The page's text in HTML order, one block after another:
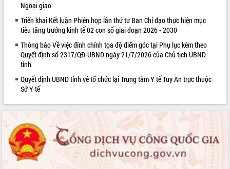
Trình diễn nghệ thuật chế biến các
Đắk Lắk công bố Quy hoạch và xúc
tiến đầu tư tỉnh
Ngành cá ngừ Đắk Lắk chủ động thích
ứng để giữ vững thị trường xuất khẩu
phá cơ chế - Hợp tác công tư
cải cách hành chính tỉnh Đắk Lắk
để phát triển du lịch Đắk Lắk
Khởi động Dự án Đầu tư xây dựng hạ
tầng kỹ thuật Cụm công nghiệp Tân
Tiến
Ngoại giao
Triển khai Kết luận Phiên họp lần thứ tư Ban Chỉ đạo thực hiện mục
tiêu tăng trưởng kinh tế 02 con số giai đoạn 2026 - 2030
Thông báo Về việc đính chính tọa độ điểm góc tại Phụ lục kèm theo
Quyết định số 2317/QĐ-UBND ngày 21/7/2026 của Chủ tịch UBND
tỉnh
Quyết định UBND tỉnh về tổ chức lại Trung tâm Y tế Tuy An trực thuộc
Sở Y tế